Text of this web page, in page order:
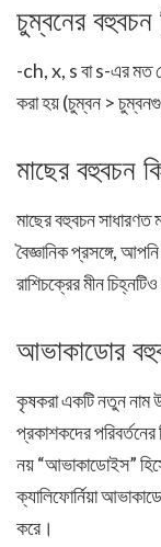
চুম্বনের বহুবচন
-ch, x, s বা s-এর মত
করা হয় (চুম্বন >
মাছের বহুবচন
মাছের বহুবচন সাধারণত
বৈজ্ঞানিক প্রসঙ্গে,
রাশিচক্রের মীন
আভাকাডোর
কৃষকরা একটি নতুন নাম
প্রকাশকদের
নয় “আভাকাডোইস”
ক্যালিফোর্নিয়া
করে।